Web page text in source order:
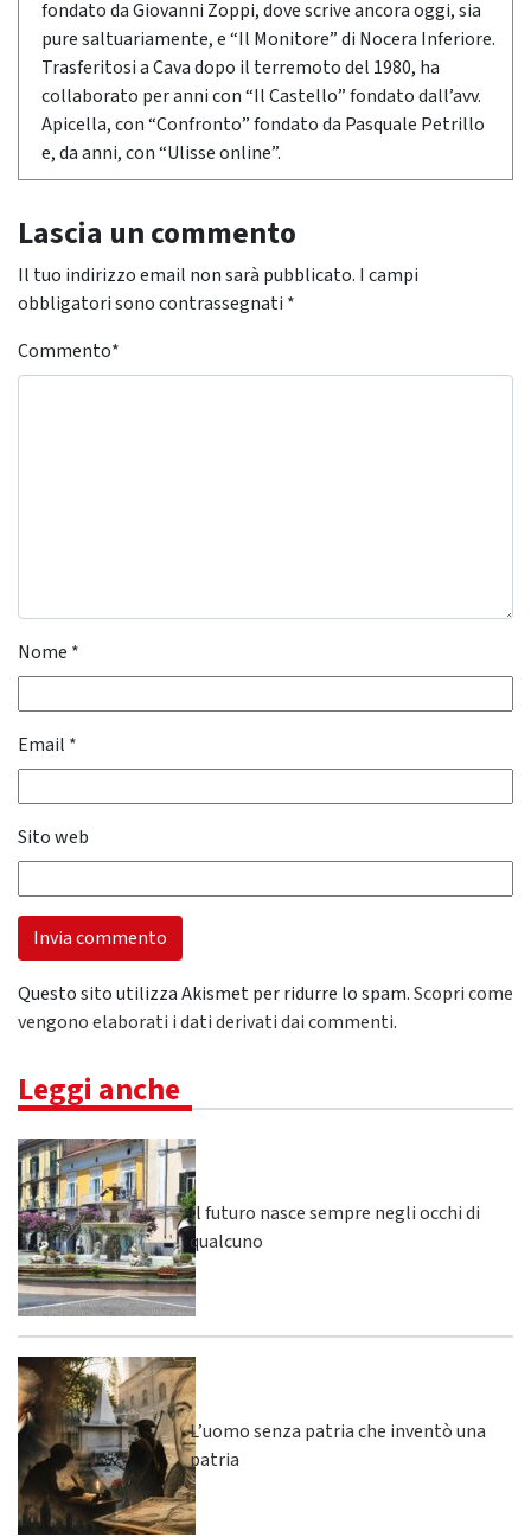
fondato da Giovanni Zoppi, dove scrive ancora oggi, sia
pure saltuariamente, e “Il Monitore” di Nocera Inferiore.
Trasferitosi a Cava dopo il terremoto del 1980, ha
collaborato per anni con “Il Castello” fondato dall’avv.
Apicella, con “Confronto” fondato da Pasquale Petrillo
e, da anni, con “Ulisse online”.
Lascia un commento
Il tuo indirizzo email non sarà pubblicato. I campi
obbligatori sono contrassegnati *
Commento*
Nome *
Email *
Sito web
Questo sito utilizza Akismet per ridurre lo spam.Scopri come
vengono elaborati i dati derivati dai commenti.
Leggi anche
Il futuro nasce sempre negli occhi di
qualcuno
L’uomo senza patria che inventò una
patria